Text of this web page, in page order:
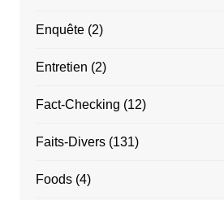
Enquête(2)
Entretien (2)
Fact-Checking (12)
Faits-Divers(131)
Foods(4)